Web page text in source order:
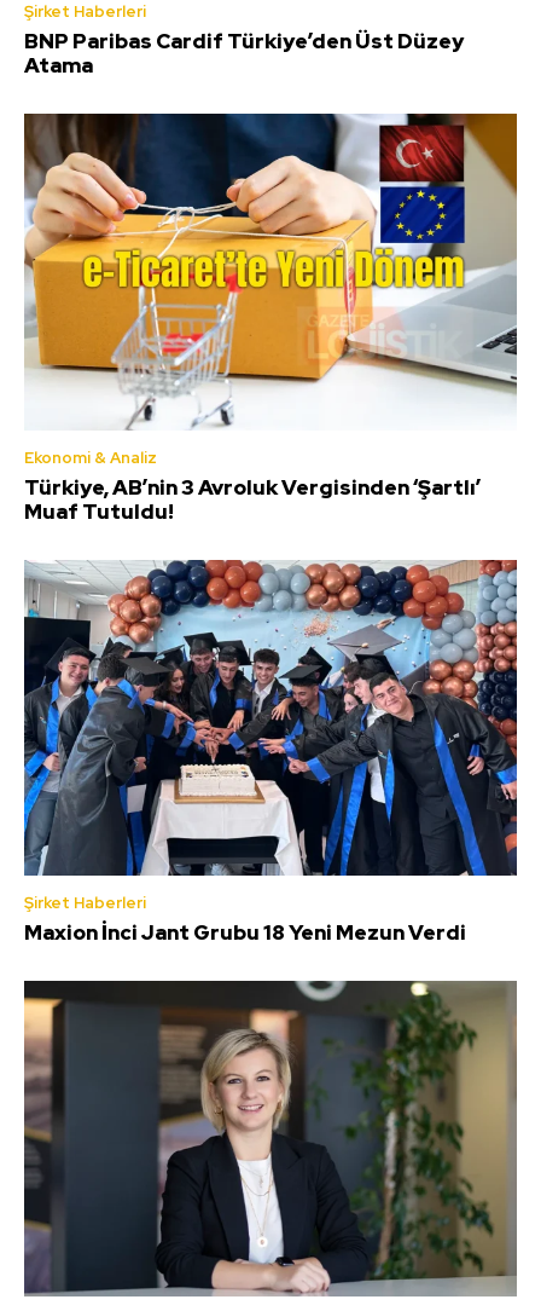
Şirket Haberleri
BNP Paribas Cardif Türkiye’den Üst Düzey
Atama
Ekonomi & Analiz
Türkiye, AB’nin 3 Avroluk Vergisinden ‘Şartlı’
Muaf Tutuldu!
Şirket Haberleri
Maxion İnci Jant Grubu 18 Yeni Mezun Verdi